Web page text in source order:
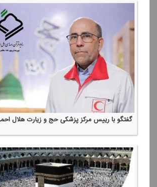
گفتگو با رییس مركز پزشكی حج و زیارت هلال